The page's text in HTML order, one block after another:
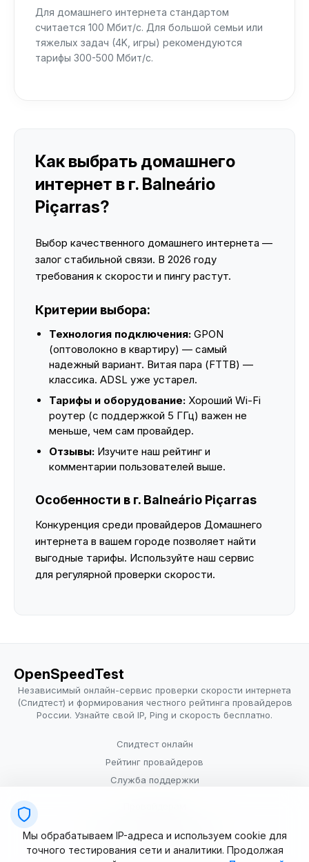
Для домашнего интернета стандартом
считается 100 Мбит/с. Для большой семьи или
тяжелых задач (4K, игры) рекомендуются
тарифы 300-500 Мбит/с.
Как выбрать домашнего
интернет в г. Balneário
Piçarras?
Выбор качественного домашнего интернета —
залог стабильной связи. В 2026 году
требования к скорости и пингу растут.
Критерии выбора:
Технология подключения: GPON
(оптоволокно в квартиру) — самый
надежный вариант. Витая пара (FTTB) —
классика. ADSL уже устарел.
Тарифы и оборудование: Хороший Wi-Fi
роутер (с поддержкой 5 ГГц) важен не
меньше, чем сам провайдер.
Отзывы: Изучите наш рейтинг и
комментарии пользователей выше.
Особенности в г. Balneário Piçarras
Конкуренция среди провайдеров Домашнего
интернета в вашем городе позволяет найти
выгодные тарифы. Используйте наш сервис
для регулярной проверки скорости.
OpenSpeedTest
Независимый онлайн-сервис проверки скорости интернета
(Спидтест) и формирования честного рейтинга провайдеров
России. Узнайте свой IP, Ping и скорость бесплатно.
Спидтест онлайн
Рейтинг провайдеров
Служба поддержки
Условия использования
Мы обрабатываем IP-адреса и используем cookie для
точного тестирования сети и аналитики. Продолжая